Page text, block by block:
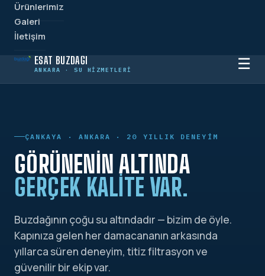
ESAT BUZDAĞI
ANKARA · SU HIZMETLERI
Ürünlerimiz
Galeri
İletişim
☰
ÇANKAYA · ANKARA · 20 YILLIK DENEYIM
GÖRÜNENIN ALTINDA
GERÇEK KALITE VAR.
Buzdağının çoğu su altındadır — bizim de öyle.
Kapınıza gelen her damacananın arkasında
yıllarca süren deneyim, titiz filtrasyon ve
güvenilir bir ekip var.